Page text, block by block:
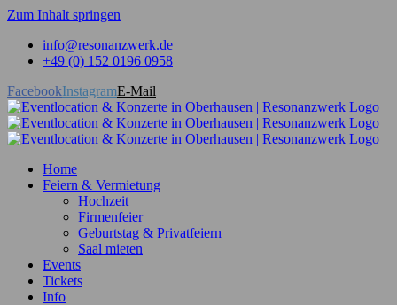
Zum Inhalt springen
info@resonanzwerk.de
+49 (0) 152 0196 0958
FacebookInstagramE-Mail
Home
Feiern & Vermietung
Hochzeit
Firmenfeier
Geburtstag & Privatfeiern
Saal mieten
Events
Tickets
Info